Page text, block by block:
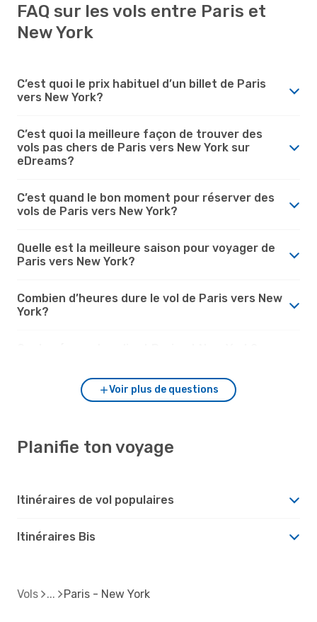
FAQ sur les vols entre Paris et
New York
C’est quoi le prix habituel d’un billet de Paris
vers New York?
C’est quoi la meilleure façon de trouver des
vols pas chers de Paris vers New York sur
eDreams?
C’est quand le bon moment pour réserver des
vols de Paris vers New York?
Quelle est la meilleure saison pour voyager de
Paris vers New York?
Combien d’heures dure le vol de Paris vers New
York?
Voir plus de questions
Planifie ton voyage
Itinéraires de vol populaires
Itinéraires Bis
Vols Paris - New York